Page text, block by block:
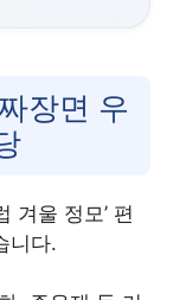
장면 우
겨울 정모’ 편
니다.